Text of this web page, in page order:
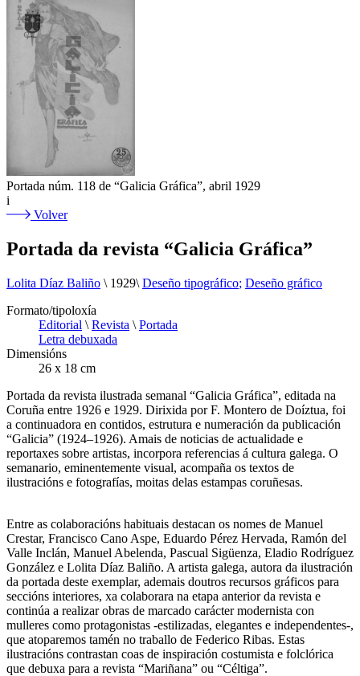
Portada núm. 118 de “Galicia Gráfica”, abril 1929
i
Volver
Portada da revista “Galicia Gráfica”
Lolita Díaz Baliño \ 1929\ Deseño tipográfico Deseño gráfico
Formato/tipoloxía
Editorial \ Revista \ Portada
Letra debuxada
Dimensións
26 x 18 cm
Portada da revista ilustrada semanal “Galicia Gráfica”, editada na
Coruña entre 1926 e 1929. Dirixida por F. Montero de Doíztua, foi
a continuadora en contidos, estrutura e numeración da publicación
“Galicia” (1924–1926). Amais de noticias de actualidade e
reportaxes sobre artistas, incorpora referencias á cultura galega. O
semanario, eminentemente visual, acompaña os textos de
ilustracións e fotografías, moitas delas estampas coruñesas.
Entre as colaboracións habituais destacan os nomes de Manuel
Crestar, Francisco Cano Aspe, Eduardo Pérez Hervada, Ramón del
Valle Inclán, Manuel Abelenda, Pascual Sigüenza, Eladio Rodríguez
González e Lolita Díaz Baliño. A artista galega, autora da ilustración
da portada deste exemplar, ademais doutros recursos gráficos para
seccións interiores, xa colaborara na etapa anterior da revista e
continúa a realizar obras de marcado carácter modernista con
mulleres como protagonistas -estilizadas, elegantes e independentes-,
que atoparemos tamén no traballo de Federico Ribas. Estas
ilustracións contrastan coas de inspiración costumista e folclórica
que debuxa para a revista “Mariñana” ou “Céltiga”.